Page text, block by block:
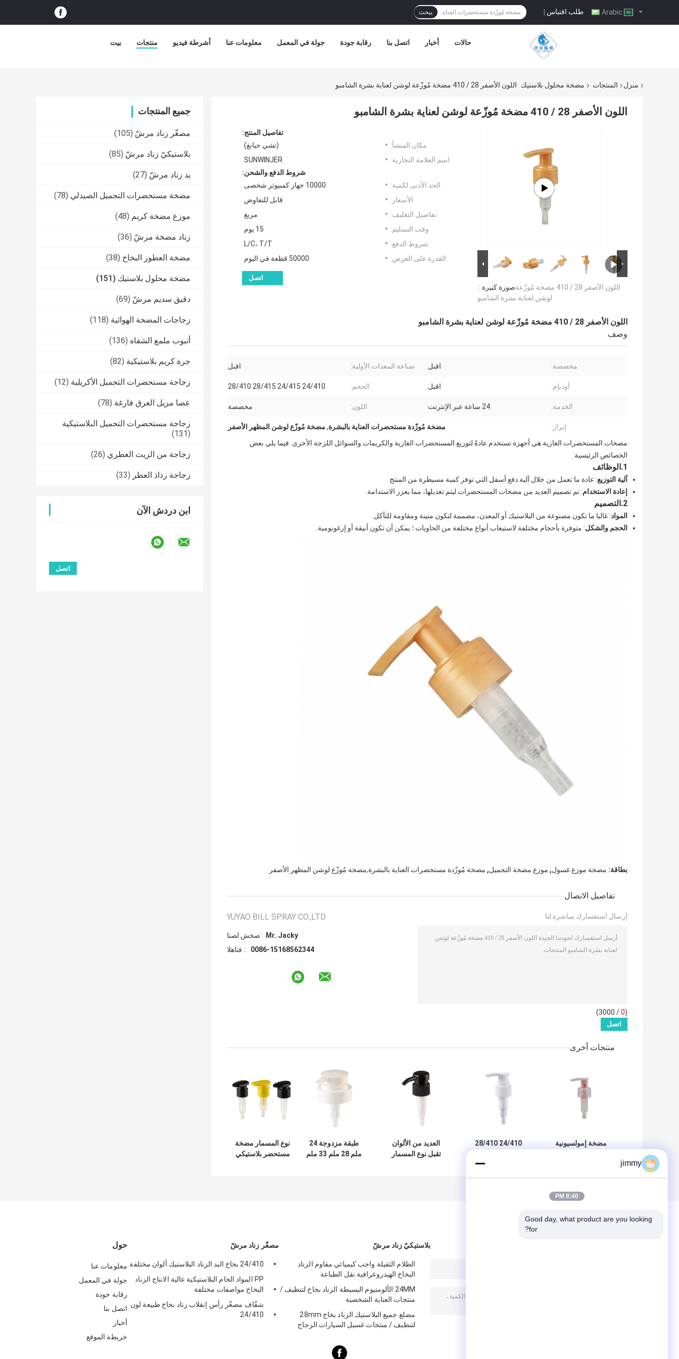
طلب اقتباس | يبحث
بيت منتجات أشرطة فيديو معلومات عنا جولة في المعمل رقابة جودة اتصل بنا أخبار حالات
منزل المنتجات مضخة محلول بلاستيك اللون الأصفر 28 / 410 مضخة مُوزّعة لوشن لعناية بشرة الشامبو
جميع المنتجات
مصغّر زناد مرشّ (105)
بلاستيكيّ زناد مرشّ (85)
يد زناد مرشّ (27)
مضخة مستحضرات التجميل الصيدلي (78)
موزع مضخة كريم (48)
زناد مضخة مرشّ (36)
مضخة العطور البخاخ (38)
مضخة محلول بلاستيك (151)
دقيق سديم مرشّ (69)
زجاجات المضخة الهوائية (118)
أنبوب ملمع الشفاه (136)
جرة كريم بلاستيكية (82)
زجاجة مستحضرات التجميل الأكريلية (12)
عصا مزيل العرق فارغة (78)
زجاجة مستحضرات التجميل البلاستيكية
(131)
زجاجة من الزيت العطري (26)
زجاجة رذاذ العطر (33)
ابن دردش الآن
اللون الأصفر 28 / 410 مضخة مُوزّعة لوشن لعناية بشرة الشامبو
صورة كبيرة :اللون الأصفر 28 / 410 مضخة مُوزّعة
لوشن لعناية بشرة الشامبو
تفاصيل المنتج:
مكان المنشأ:
(تشي جيانغ)
اسم العلامة التجارية:
SUNWINJER
شروط الدفع والشحن:
الحد الأدنى لكمية:
10000 جهاز كمبيوتر شخصى
الأسعار:
قابل للتفاوض
تفاصيل التغليف:
مربع
وقت التسليم:
15 يوم
شروط الدفع:
L/C، T/T
القدرة على العرض:
50000 قطعة في اليوم
اتصل
اللون الأصفر 28 / 410 مضخة مُوزّعة لوشن لعناية بشرة الشامبو
وصف
مخصصة: اقبل صناعة المعدات الأولية: اقبل
أوديإم: اقبل الحجم: 24/410 24/415 28/415 28/410
الخدمة: 24 ساعة عبر الإنترنت اللون: مخصصة
إبراز: مضخة مُوزّدة مستحضرات العناية بالبشرة, مضخة مُوزّع لوشن المظهر الأصفر
مضخات المستحضرات الغازية هي أجهزة تستخدم عادةً لتوزيع المستحضرات الغازية والكريمات والسوائل اللزجة الأخرى. فيما يلي بعض
الخصائص الرئيسية:
1. الوظائف
آلية التوزيع: عادة ما تعمل من خلال آلية دفع أسفل التي توفر كمية مسيطرة من المنتج.
إعادة الاستخدام: تم تصميم العديد من مضخات المستحضرات ليتم تعديلها، مما يعزز الاستدامة.
2. التصميم
المواد: غالبا ما تكون مصنوعة من البلاستيك أو المعدن، مصممة لتكون متينة ومقاومة للتآكل.
الحجم والشكل: متوفرة بأحجام مختلفة لاستيعاب أنواع مختلفة من الحاويات ؛ يمكن أن تكون أنيقة أو إرغونومية.
بطاقة: مضخة موزع غسول, موزع مضخة التجميل, مضخة مُوزّدة مستحضرات العناية بالبشرة,مضخة مُوزّع لوشن المظهر الأصفر
تفاصيل الاتصال
YUYAO BILL SPRAY CO.,LTD
اتصل شخص:
Mr. Jacky
الهاتف ::
0086-15168562344
إرسال استفسارك مباشرة لنا
(
0
/ 3000)
منتجات أخرى
مضخة إمولسيونية
للمعالجة الشخصية
24/410 28/410
البلاستيكية PP نوع
العديد من الألوان
تقبل نوع المسمار
طبقة مزدوجة 24
ملم 28 ملم 33 ملم
نوع المسمار مضخة
مستحضر بلاستيكي
حول
معلومات عنا
جولة في المعمل
رقابة جودة
اتصل بنا
أخبار
خريطة الموقع
مصغّر زناد مرشّ
24/410 بخاخ اليد الزناد البلاستيك ألوان مختلفة
PP المواد الخام البلاستيكية عالية الانتاج الزناد
البخاخ مواصفات مختلفة
شفّاف مصغّر رأس إنقلاب زناد بخاخ طبيعة لون
24/410
بلاستيكيّ زناد مرشّ
الظلام الثقيلة واجب كيميائي مقاوم الزناد
البخاخ الهيدروغرافية نقل الطباعة
24MM الألومنيوم البسيطة الزناد بخاخ لتنظيف /
منتجات العناية الشخصية
مضلع جميع البلاستيك الزناد بخاخ 28mm
لتنظيف / منتجات غسيل السيارات الزجاج
jimmy
8:40 PM
Good day, what product are you looking
for?